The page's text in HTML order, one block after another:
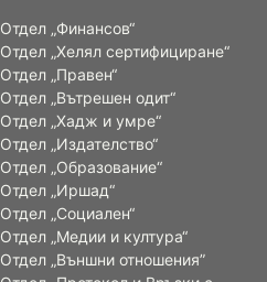
Отдел „Финансов“
Отдел „Хелял сертифициране“
Отдел „Правен“
Отдел „Вътрешен одит“
Отдел „Хадж и умре“
Отдел „Издателство“
Отдел „Образование“
Отдел „Иршад“
Отдел „Социален“
Отдел „Медии и култура“
Отдел „Външни отношения”